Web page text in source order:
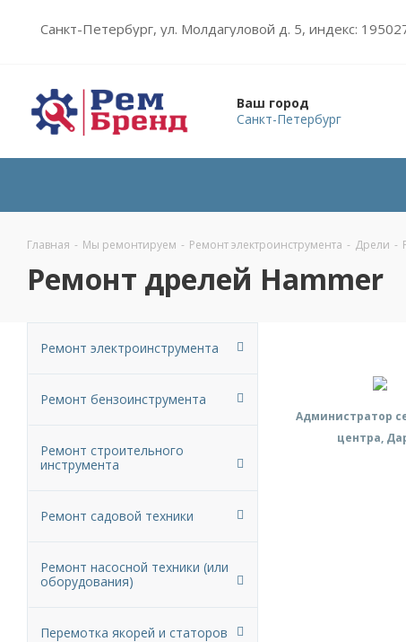
Санкт-Петербург, ул. Молдагуловой д. 5, индекс:
Ваш город
Санкт-Петербург
Главная - Мы ремонтируем - Ремонт электроинструмента - Дрели -
Ремонт дрелей Hammer
Администратор
центра,
Ремонт электроинструмента
Ремонт бензоинструмента
Ремонт строительного
инструмента
Ремонт садовой техники
Ремонт насосной техники (или
оборудования)
Перемотка якорей и статоров